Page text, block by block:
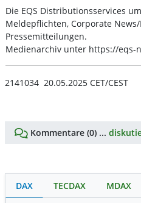
Die EQS Distributionsservices
Meldepflichten, Corporate
Pressemitteilungen.
Medienarchiv unter https://eqs-
2141034 20.05.2025 CET/CEST
Kommentare (0) ...
DAX TECDAX MDAX